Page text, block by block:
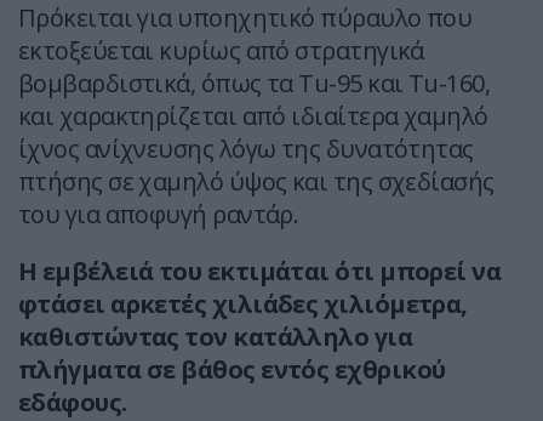
Πρόκειται για υποηχητικό πύραυλο που
εκτοξεύεται κυρίως από στρατηγικά
βομβαρδιστικά, όπως τα Tu-95 και Tu-160,
και χαρακτηρίζεται από ιδιαίτερα χαμηλό
ίχνος ανίχνευσης λόγω της δυνατότητας
πτήσης σε χαμηλό ύψος και της σχεδίασής
του για αποφυγή ραντάρ.
Η εμβέλειά του εκτιμάται ότι μπορεί να
φτάσει αρκετές χιλιάδες χιλιόμετρα,
καθιστώντας τον κατάλληλο για
πλήγματα σε βάθος εντός εχθρικού
εδάφους.